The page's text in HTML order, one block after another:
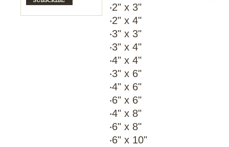
‧2" x 3"
‧2" x 4"
‧3" x 3"
‧3" x 4"
‧4" x 4"
‧3" x 6"
‧4" x 6"
‧6" x 6"
‧4" x 8"
‧6" x 8"
‧6" x 10"